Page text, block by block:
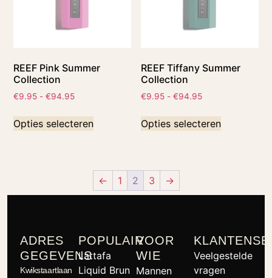
REEF Pink Summer
Collection
€9.95 - €94.95
Opties selecteren
REEF Tiffany Summer
Collection
€9.95 - €94.95
Opties selecteren
← 1 2 3 →
ADRES
GEGEVENS
Kwikstaartlaan
POPULAIR
Lattafa
Liquid Brun
VOOR
WIE
Mannen
Veelgestelde
vragen